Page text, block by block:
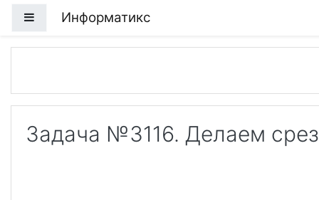
Боковая панель
Информатикс
Задача №3116. Делаем